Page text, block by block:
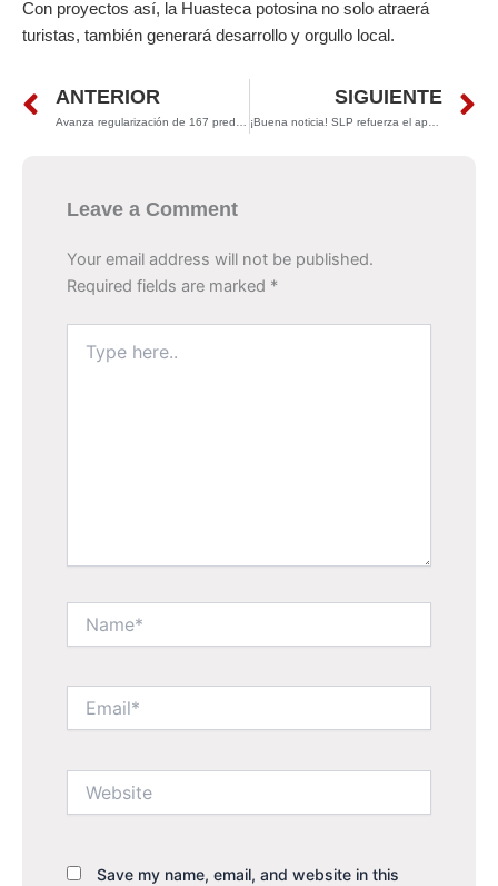
Con proyectos así, la Huasteca potosina no solo atraerá
turistas, también generará desarrollo y orgullo local.
Prev
ANTERIOR SIGUIENTE
Leave a Comment
Your email address will not be published.
Required fields are marked *
here..
Save my name, email, and website in this